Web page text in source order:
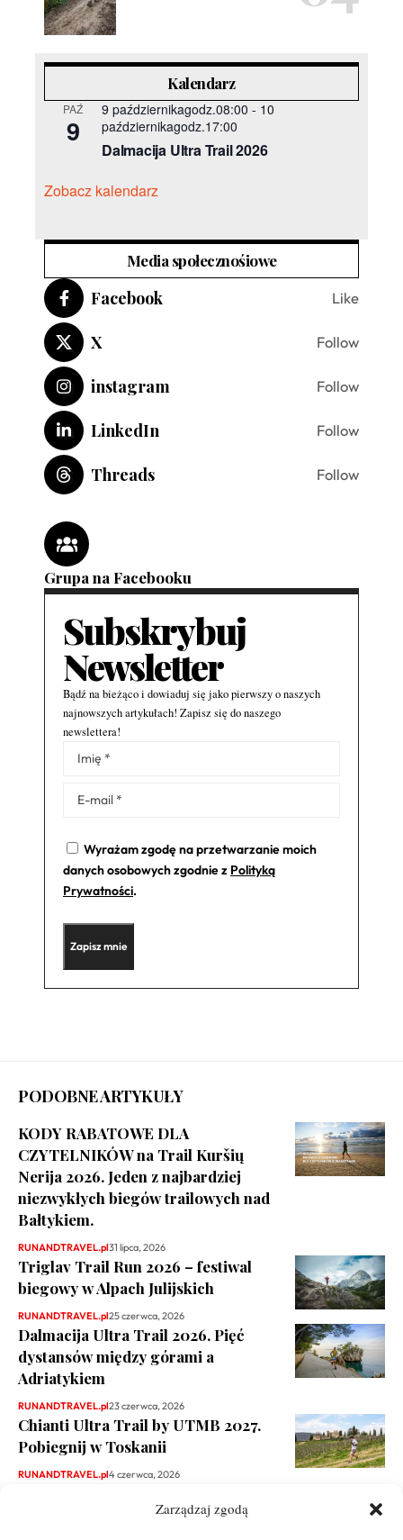
Zarządzaj zgodą
Kalendarz
PAŹ
9
9 październikagodz.08:00 - 10
październikagodz.17:00
Dalmacija Ultra Trail 2026
Zobacz kalendarz
Media społecznośiowe
Facebook Like
X Follow
instagram Follow
LinkedIn Follow
Threads Follow
Grupa na Facebooku
Subskrybuj
Newsletter
Bądź na bieżąco i dowiaduj się jako pierwszy o naszych
najnowszych artykułach! Zapisz się do naszego
newslettera!
Wyrażam zgodę na przetwarzanie moich
danych osobowych zgodnie z Polityką
Prywatności.
Alternative:
PODOBNE ARTYKUŁY
KODY RABATOWE DLA
CZYTELNIKÓW na Trail Kuršių
Nerija 2026. Jeden z najbardziej
niezwykłych biegów trailowych nad
Bałtykiem.
RUNANDTRAVEL.pl31 lipca, 2026
Triglav Trail Run 2026 – festiwal
biegowy w Alpach Julijskich
RUNANDTRAVEL.pl25 czerwca, 2026
Dalmacija Ultra Trail 2026. Pięć
dystansów między górami a
Adriatykiem
RUNANDTRAVEL.pl23 czerwca, 2026
Chianti Ultra Trail by UTMB 2027.
Pobiegnij w Toskanii
RUNANDTRAVEL.pl4 czerwca, 2026